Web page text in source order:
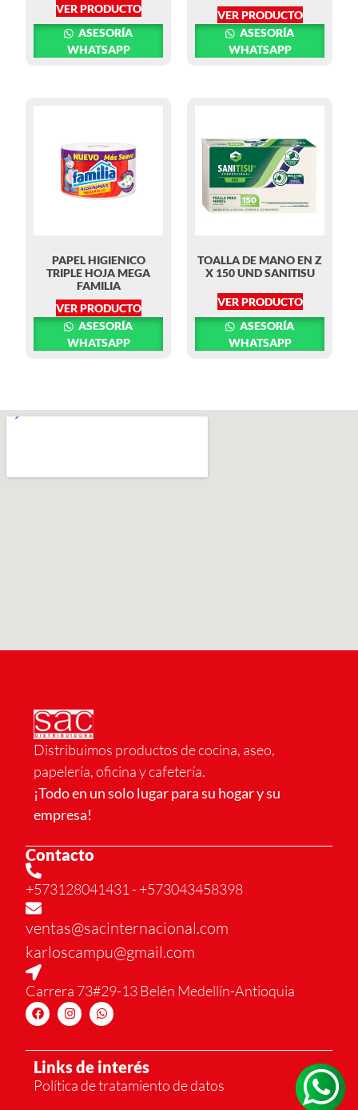
VER PRODUCTO
ASESORÍA
WHATSAPP
VER PRODUCTO
ASESORÍA
WHATSAPP
PAPEL HIGIENICO
TRIPLE HOJA MEGA
FAMILIA
VER PRODUCTO
ASESORÍA
WHATSAPP
TOALLA DE MANO EN Z
X 150 UND SANITISU
VER PRODUCTO
ASESORÍA
WHATSAPP
Distribuimos productos de cocina, aseo,
papelería, oficina y cafetería.
¡Todo en un solo lugar para su hogar y su
empresa!
Contacto
+573128041431 - +573043458398
ventas@sacinternacional.com
karloscampu@gmail.com
Carrera 73#29-13 Belén Medellín-Antioquia
Links de interés
Política de tratamiento de datos